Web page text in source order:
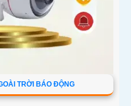
TRỜI BÁO ĐỘNG